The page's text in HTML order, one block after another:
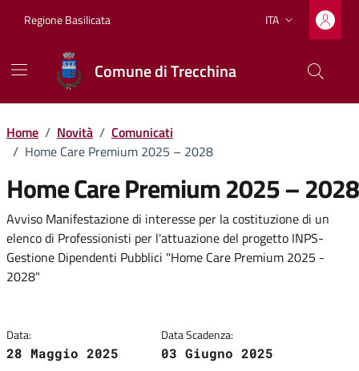
Regione Basilicata Lingua attiva:
ITA
Comune di Trecchina
Home / Novità / Comunicati
/ Home Care Premium 2025 – 2028
Home Care Premium 2025 – 2028
Dettagli della notizia
Avviso Manifestazione di interesse per la costituzione di un
elenco di Professionisti per l'attuazione del progetto INPS-
Gestione Dipendenti Pubblici "Home Care Premium 2025 -
2028"
Data:
28 Maggio 2025
Data Scadenza:
03 Giugno 2025